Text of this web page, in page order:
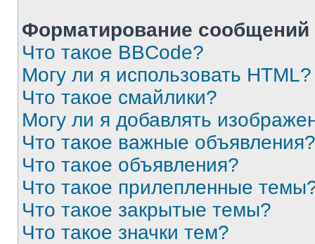
Форматирование
Что такое BBCode?
Могу ли я использовать HTML?
Что такое смайлики?
Могу ли я добавлять
Что такое важные объявления?
Что такое объявления?
Что такое прилепленные
Что такое закрытые темы?
Что такое значки тем?